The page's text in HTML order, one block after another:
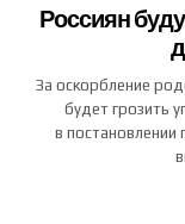
Россиян
За оскорбление
будет грозить
в постановлении